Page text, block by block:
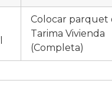
Colocar parquet
Tarima Vivienda
(Completa)